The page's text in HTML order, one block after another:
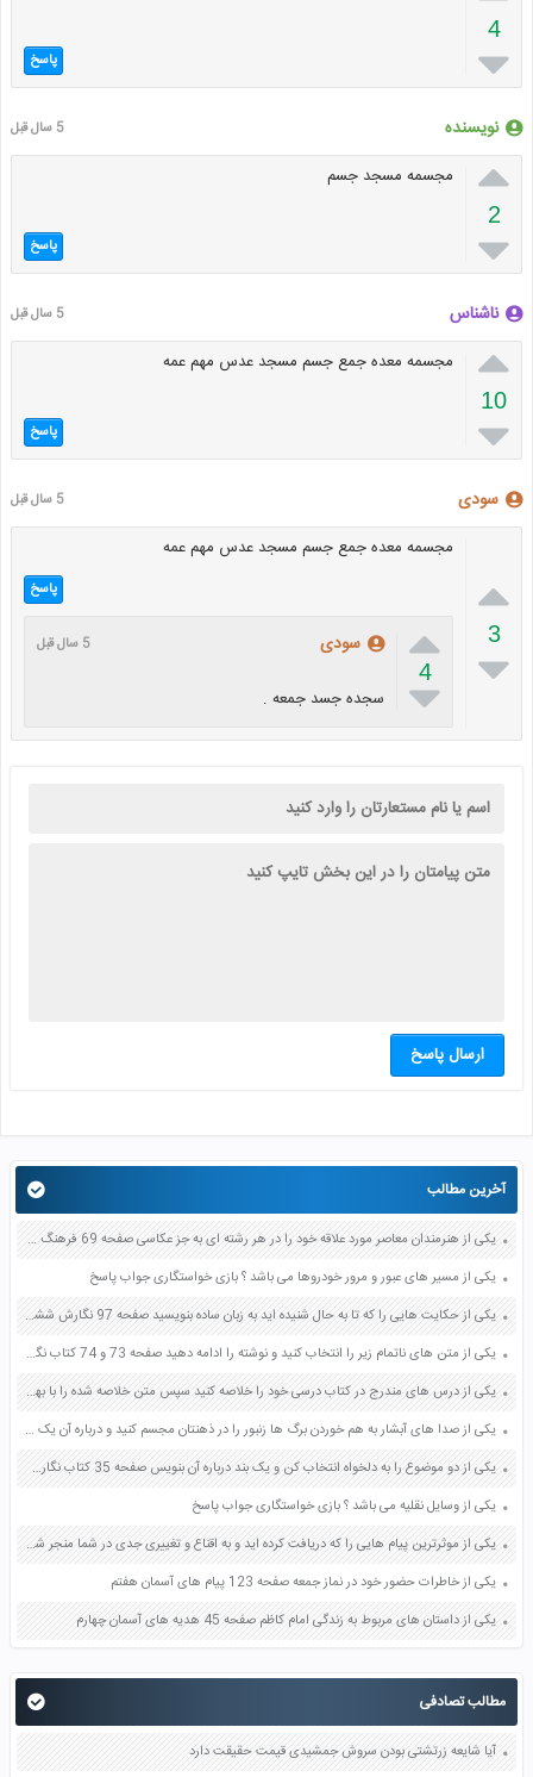
4
 پاسخ
نویسنده 5 سال قبل

2

مجسمه مسجد جسم
پاسخ
ناشناس 5 سال قبل

10

مجسمه معده جمع جسم مسجد عدس مهم عمه
پاسخ
سودی 5 سال قبل

3

مجسمه معده جمع جسم مسجد عدس مهم عمه
پاسخ

4

سودی 5 سال قبل
سجده جسد جمعه .
ارسال پاسخ
آخرین مطالب
یکی از هنرمندان معاصر مورد علاقه خود را در هر رشته ای به جز عکاسی صفحه 69 فرهنگ و هنر نهم
یکی از مسیر های عبور و مرور خودروها می باشد ؟ بازی خواستگاری جواب پاسخ
یکی از حکایت هایی را که تا به حال شنیده اید به زبان ساده بنویسید صفحه 97 نگارش ششم دبستان
یکی از متن های ناتمام زیر را انتخاب کنید و نوشته را ادامه دهید صفحه 73 و 74 کتاب نگارش فارسی پنجم دبستان
یکی از درس های مندرج در کتاب درسی خود را خلاصه کنید سپس متن خلاصه شده را با بهره گیری از روش های دسته بندی نمودار جدول نقشه مفهومی نشان دهید صفحه 118 نگارش یازدهم
یکی از صدا های آبشار به هم خوردن برگ ها زنبور را در ذهنتان مجسم کنید و درباره آن یک بند بنویسید صفحه 11 نگارش پنجم
یکی از دو موضوع را به دلخواه انتخاب کن و یک بند درباره آن بنویس صفحه 35 کتاب نگارش فارسی سوم
یکی از وسایل نقلیه می باشد ؟ بازی خواستگاری جواب پاسخ
یکی از موثرترین پیام هایی را که دریافت کرده اید و به اقناع و تغییری جدی در شما منجر شده است برسی کنید و علت این تاثیر گذاری قابل توجه را بنویسید صفحه 52 تفکر و سواد رسانه ای دهم
یکی از خاطرات حضور خود در نماز جمعه صفحه 123 پیام های آسمان هفتم
یکی از داستان های مربوط به زندگی امام کاظم صفحه 45 هدیه های آسمان چهارم
مطالب تصادفی
آیا شایعه زرتشتی بودن سروش جمشیدی قیمت حقیقت دارد